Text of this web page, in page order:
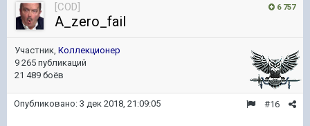
6 757
[COD]
A_zero_fail
Участник, Коллекционер
9 265 публикаций
21 489 боёв
#16
Опубликовано: 3 дек 2018, 21:09:05